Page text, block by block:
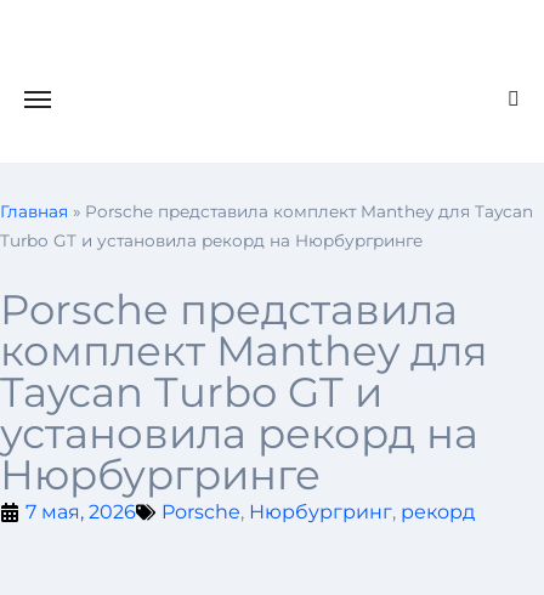
Главная » Porsche представила комплект Manthey для Taycan
Turbo GT и установила рекорд на Нюрбургринге
Porsche представила
комплект Manthey для
Taycan Turbo GT и
установила рекорд на
Нюрбургринге
7 мая, 2026 Porsche, Нюрбургринг, рекорд